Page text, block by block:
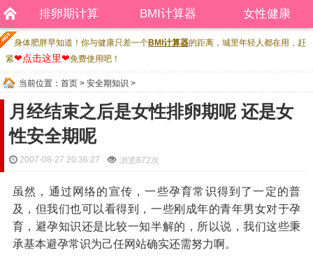
排卵期计算 BMI计算器 女性健康
身体肥胖早知道！你与健康只差一个BMI计算器的距离，城里年轻人都在用，赶
紧❤点击这里❤免费使用吧！
当前位置： 首页 > 安全期知识 >
月经结束之后是女性排卵期呢 还是女
性安全期呢
2007-08-27 20:36:27 浏览872次
虽然，通过网络的宣传，一些孕育常识得到了一定的普
及，但我们也可以看得到，一些刚成年的青年男女对于孕
育，避孕知识还是比较一知半解的，所以说，我们这些秉
承基本避孕常识为己任网站确实还需努力啊。